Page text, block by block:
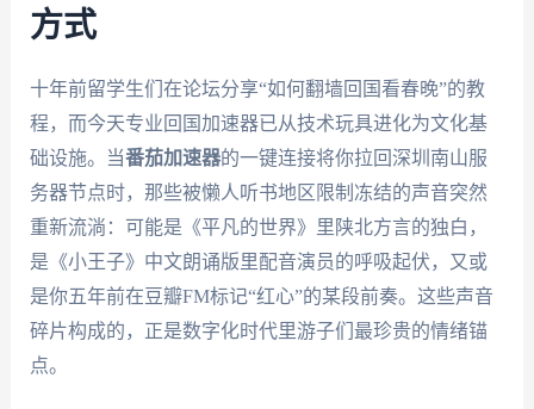
方式
十年前留学生们在论坛分享“如何翻墙回国看春晚”的教
程，而今天专业回国加速器已从技术玩具进化为文化基
础设施。当番茄加速器的一键连接将你拉回深圳南山服
务器节点时，那些被懒人听书地区限制冻结的声音突然
重新流淌：可能是《平凡的世界》里陕北方言的独白，
是《小王子》中文朗诵版里配音演员的呼吸起伏，又或
是你五年前在豆瓣FM标记“红心”的某段前奏。这些声音
碎片构成的，正是数字化时代里游子们最珍贵的情绪锚
点。